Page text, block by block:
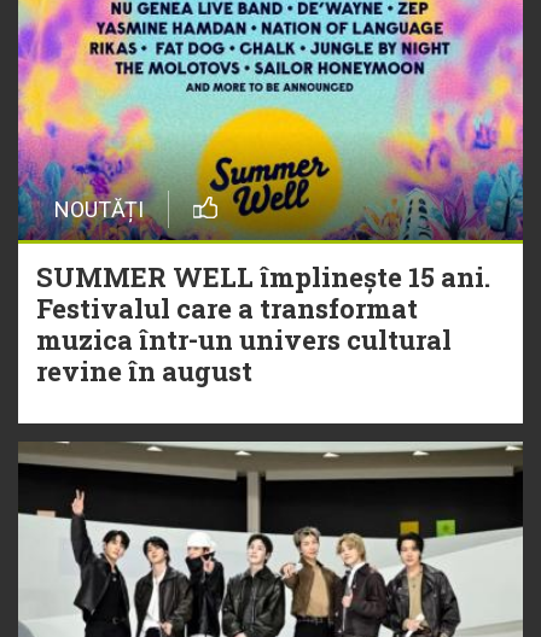
NOUTĂȚI
SUMMER WELL împlinește 15 ani.
Festivalul care a transformat
muzica într-un univers cultural
revine în august